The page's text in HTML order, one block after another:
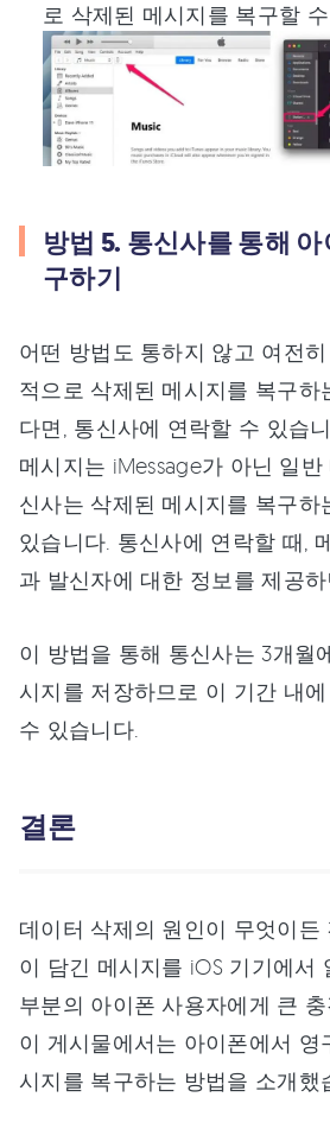
로 삭제된 메시지를 복구할
방법 5. 통신사를 통해
구하기
어떤 방법도 통하지 않고 여전
적으로 삭제된 메시지를 복구하
다면, 통신사에 연락할 수 있습
메시지는 iMessage가 아닌 일
신사는 삭제된 메시지를 복구하
있습니다. 통신사에 연락할 때,
과 발신자에 대한 정보를 제공
이 방법을 통해 통신사는 3개월
시지를 저장하므로 이 기간 내
수 있습니다.
결론
데이터 삭제의 원인이 무엇이든
이 담긴 메시지를 iOS 기기에서
부분의 아이폰 사용자에게 큰
이 게시물에서는 아이폰에서 영
시지를 복구하는 방법을 소개했